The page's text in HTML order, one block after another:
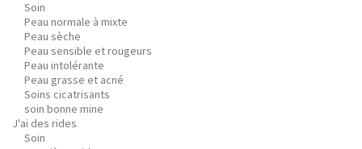
Soin
Peau normale à mixte
Peau sèche
Peau sensible et rougeurs
Peau intolérante
Peau grasse et acné
Soins cicatrisants
soin bonne mine
J'ai des rides
Soin